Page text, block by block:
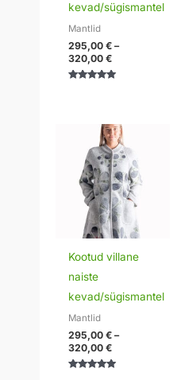
kevad/sügismantel
Mantlid
295,00€ –
320,00€
Kootud villane
naiste
kevad/sügismantel
Mantlid
295,00€ –
320,00€
Hinnavahemik:
295,00 €
kuni
320,00 €